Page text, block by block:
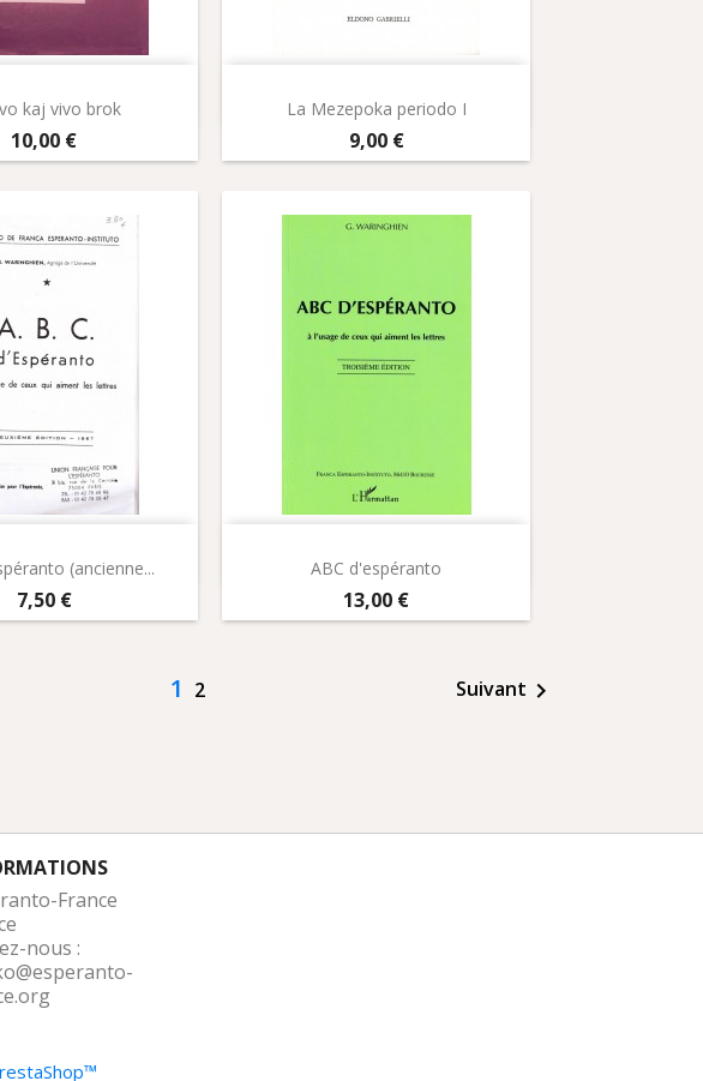
kaj vivo brok
Prix
10,00 €
La Mezepoka periodo I
Prix
9,00 €
(ancienne...
Prix
7,50 €
ABC d'espéranto
Prix
13,00 €
1 2 Suivant 
France
nous :